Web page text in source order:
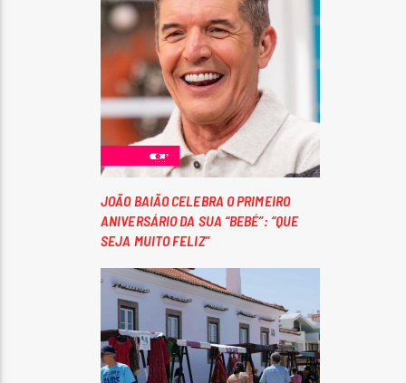
JOÃO BAIÃO CELEBRA O PRIMEIRO
ANIVERSÁRIO DA SUA “BEBÉ”: “QUE
SEJA MUITO FELIZ”